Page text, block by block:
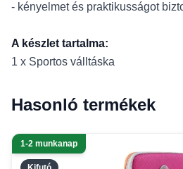
- kényelmet és praktikusságot
A készlet tartalma:
1 x Sportos válltáska
Hasonló termékek
1-2 munkanap